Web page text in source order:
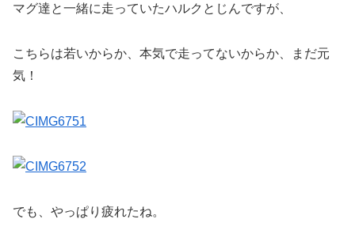
マグ達と一緒に走っていたハルクとじんですが、
こちらは若いからか、本気で走ってないからか、まだ元
気！
でも、やっぱり疲れたね。